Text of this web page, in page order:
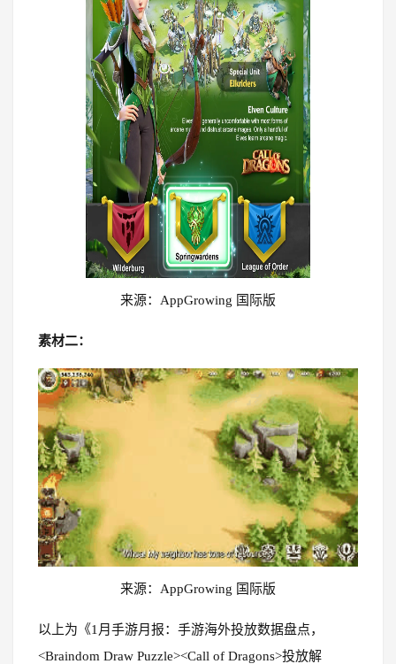
来源：AppGrowing 国际版
素材二：
来源：AppGrowing 国际版
以上为《1月手游月报：手游海外投放数据盘点，
<Braindom Draw Puzzle><Call of Dragons>投放解